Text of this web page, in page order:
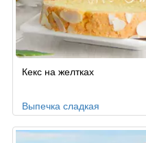
поКекс на желтках
Выпечка сладкая